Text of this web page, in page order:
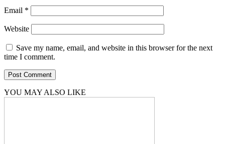
Email *
Website
Save my name, email, and website in this browser for the next
time I comment.
YOU MAY ALSO LIKE